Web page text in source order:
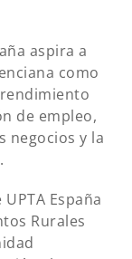
aspira a
como
de empleo,
negocios y la
España
Rurales